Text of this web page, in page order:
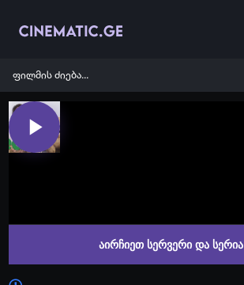
აირჩიეთ სერვერი და სერია